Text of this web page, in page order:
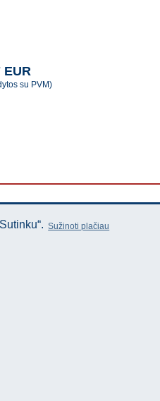
EUR
su PVM)
Sužinoti plačiau